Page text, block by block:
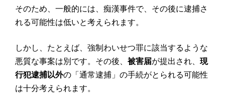
そのため、一般的には、痴漢事件で、その後に逮捕さ
れる可能性は低いと考えられます。
しかし、たとえば、強制わいせつ罪に該当するような
悪質な事案は別です。その後、 被害届が提出され、 現
行犯逮捕以外の「通常逮捕」の手続がとられる可能性
は十分考えられます。